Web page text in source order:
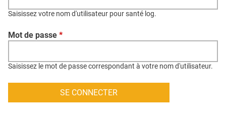
CONTACT
CRÉDITS
Saisissez votre nom d'utilisateur pour santé log.
Mot de passe *
Saisissez le mot de passe correspondant à votre nom d'utilisateur.